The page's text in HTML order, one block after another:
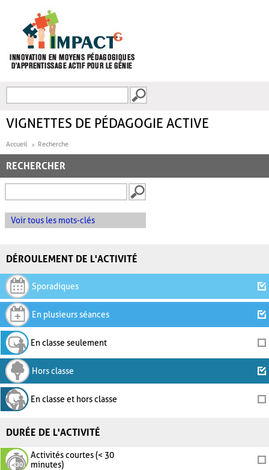
FORMULAIRE DE
VIGNETTES DE PÉDAGOGIE ACTIVE
Accueil Recherche
RECHERCHER
Voir tous les mots-clés
DÉROULEMENT DE L'ACTIVITÉ
Sporadiques
En plusieurs séances
En classe seulement
Hors classe
En classe et hors classe
DURÉE DE L'ACTIVITÉ
Activités courtes (< 30
minutes)